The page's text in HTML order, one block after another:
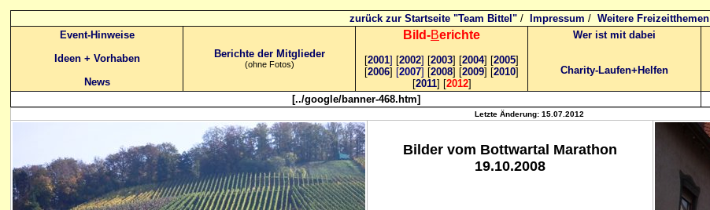
zurück zur Startseite "Team Bittel"/ Impressum / Weitere Freizeitthemen
Event-Hinweise
Ideen + Vorhaben
News
Berichte der Mitglieder
(ohne Fotos)
Bild-Berichte
[2001] [2002] [2003] [2004] [2005]
[2006] [2007] [2008] [2009] [2010]
[2011] [2012]
Wer ist mit dabei
Charity-Laufen+Helfen
[../google/banner-468.htm]
Letzte Änderung: 15.07.2012
Bilder vom Bottwartal Marathon
19.10.2008